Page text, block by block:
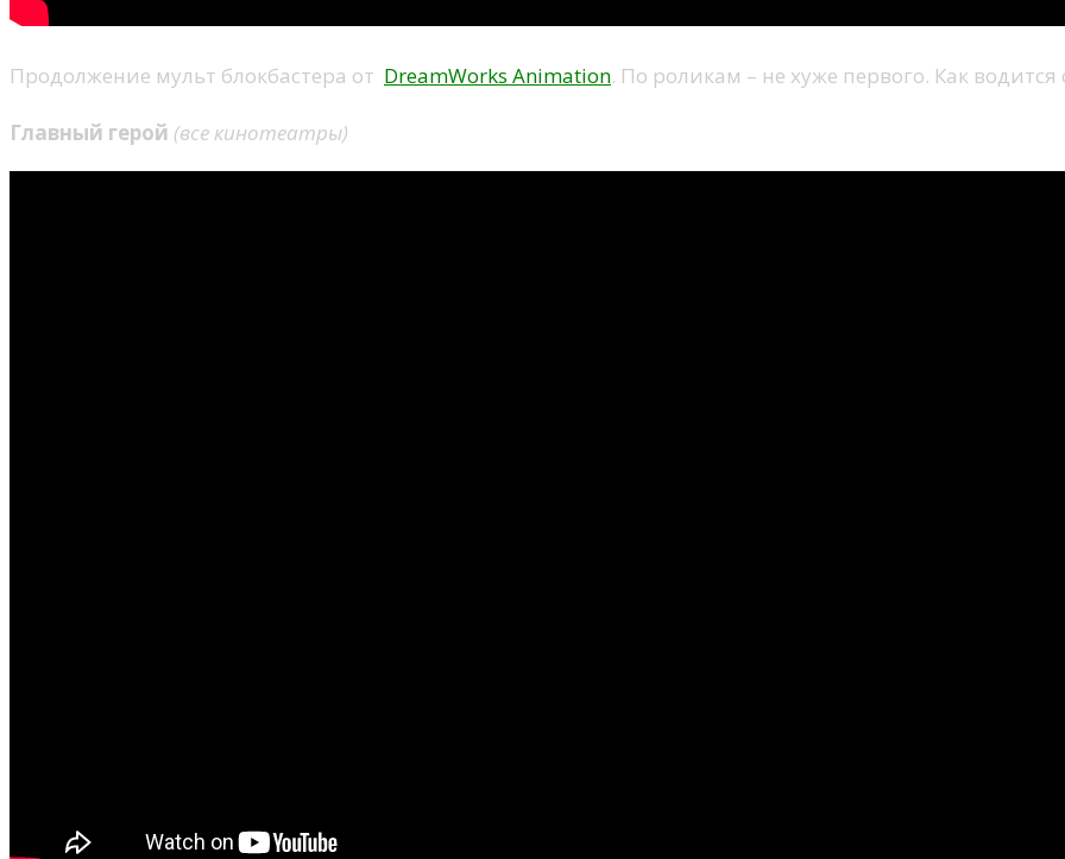
Продолжение мульт блокбастера от DreamWorks Animation. По роликам – не хуже первого. Как
Главный герой (все кинотеатры)